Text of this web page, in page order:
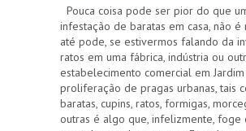
Pouca coisa pode ser pior do que
infestação de baratas em casa, não é
até pode, se estivermos falando da
ratos em uma fábrica, indústria ou
estabelecimento comercial em
proliferação de pragas urbanas, tais
baratas, cupins, ratos, formigas,
outras é algo que, infelizmente, foge